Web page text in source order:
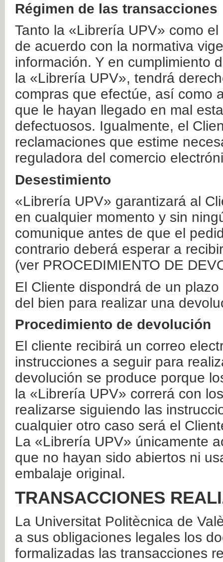
Régimen de las transacciones
Tanto la «Librería UPV» como
de acuerdo con la normativa
información. Y en cumplimiento
la «Librería UPV», tendrá
compras que efectúe, así como
que le hayan llegado en mal
defectuosos. Igualmente, el
reclamaciones que estime
reguladora del comercio
Desestimiento
«Librería UPV» garantizará al
en cualquier momento y sin
comunique antes de que el
contrario deberá esperar a
(ver PROCEDIMIENTO DE
El Cliente dispondrá de un
del bien para realizar una
Procedimiento de devolución
El cliente recibirá un correo
instrucciones a seguir para
devolución se produce porque
la «Librería UPV» correrá con
realizarse siguiendo las
cualquier otro caso será el
La «Librería UPV» únicamente
que no hayan sido abiertos ni
embalaje original.
TRANSACCIONES
La Universitat Politècnica de
a sus obligaciones legales los
formalizadas las transacciones